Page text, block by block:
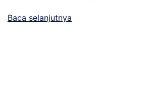
Baca selanjutnya